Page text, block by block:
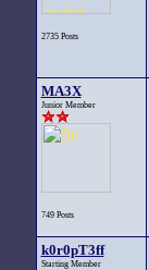
2735 Posts
MA3X
Junior Member
749 Posts
k0r0pT3ff
Starting Member